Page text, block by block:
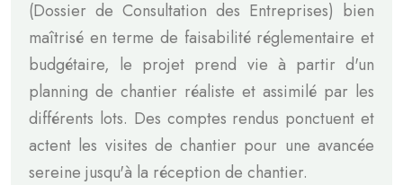
(Dossier de Consultation des Entreprises) bien
maîtrisé en terme de faisabilité réglementaire et
budgétaire, le projet prend vie à partir d'un
planning de chantier réaliste et assimilé par les
différents lots. Des comptes rendus ponctuent et
actent les visites de chantier pour une avancée
sereine jusqu'à la réception de chantier.